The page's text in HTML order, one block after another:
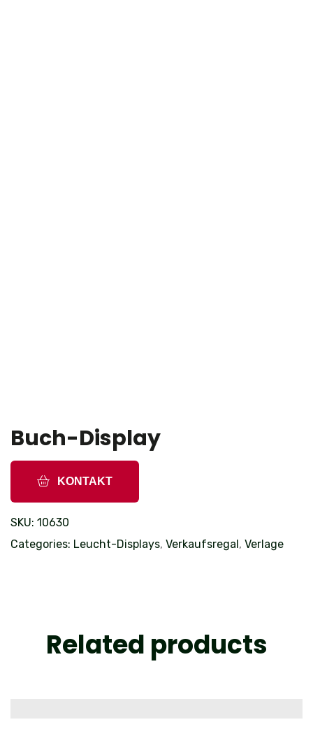
Buch-Display
KONTAKT
SKU: 10630
Categories: Leucht-Displays, Verkaufsregal, Verlage
Related products